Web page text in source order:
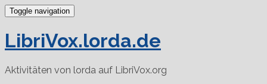
Toggle navigation
LibriVox.lorda.de
Aktivitäten von lorda auf LibriVox.org